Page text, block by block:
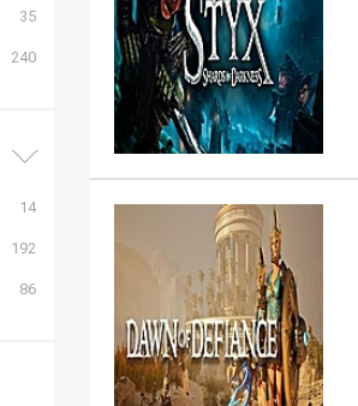
35
240
14
192
86